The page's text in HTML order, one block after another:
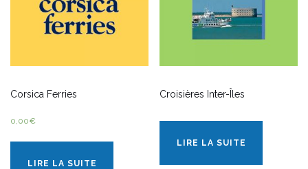
Corsica Ferries
0,00€
LIRE LA SUITE
Croisières Inter-Îles
LIRE LA SUITE